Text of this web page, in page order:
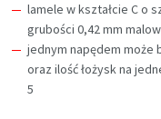
lamele w kształcie C o
grubości 0,42 mm
jednym napędem może
oraz ilość łożysk na
5